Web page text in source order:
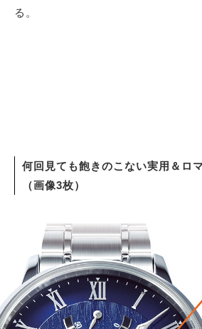
る。
何回見ても飽きのこない実用＆ロ
（画像3枚）